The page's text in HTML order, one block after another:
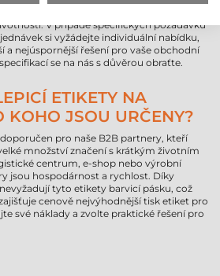
V případě specifických požadavků
si vyžádejte individuální nabídku,
a nejúspornější řešení pro vaše obchodní
se na nás s důvěrou obraťte.
ETIKETY NA
KOHO JSOU URČENY?
pro naše B2B partnery, kteří
množství značení s krátkým životním
centrum, e-shop nebo výrobní
jsou hospodárnost a rychlost. Díky
tyto etikety barvicí pásku, což
cenově nejvýhodnější tisk etiket pro
své náklady a zvolte praktické řešení pro